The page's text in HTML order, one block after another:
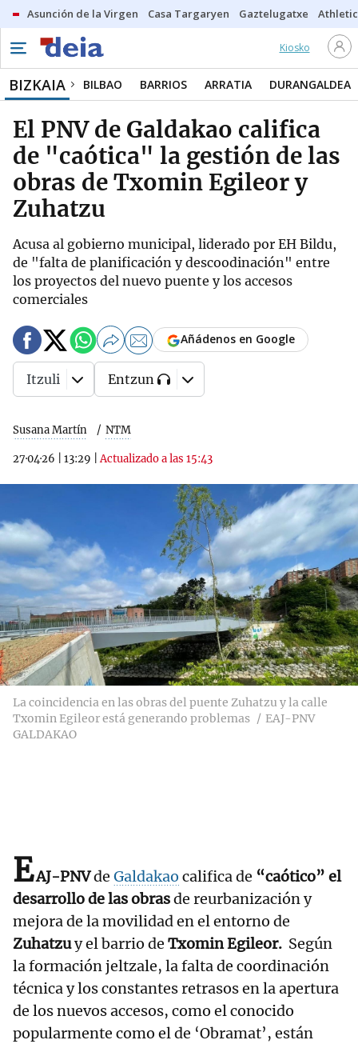
Asunción de la Virgen Casa Targaryen Gaztelugatxe Athletic
Kiosko
BIZKAIA BILBAO BARRIOS ARRATIA DURANGALDEA
El PNV de Galdakao califica
de "caótica" la gestión de las
obras de Txomin Egileor y
Zuhatzu
Acusa al gobierno municipal, liderado por EH Bildu,
de "falta de planificación y descoodinación" entre
los proyectos del nuevo puente y los accesos
comerciales
Susana Martín NTM
27·04·26 13:29 |Actualizado a las 15:43
Añádenos en Google
Itzuli Entzun
La coincidencia en las obras del puente Zuhatzu y la calle
Txomin Egileor está generando problemas
EAJ-PNV
GALDAKAO
EAJ-PNVde Galdakao califica de “caótico” el
desarrollo de las obrasde reurbanización y
mejora de la movilidad en el entorno de
Zuhatzuy el barrio de Txomin Egileor. Según
la formación jeltzale, la falta de coordinación
técnica y los constantes retrasos en la apertura
de los nuevos accesos, como el conocido
popularmente como el de ‘Obramat’, están